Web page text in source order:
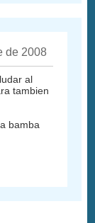
de 2008
al
tambien
bamba